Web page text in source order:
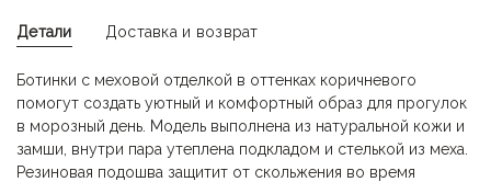
Детали Доставка и возврат
Ботинки с меховой отделкой в оттенках коричневого
помогут создать уютный и комфортный образ для прогулок
в морозный день. Модель выполнена из натуральной кожи и
замши, внутри пара утеплена подкладом и стелькой из меха.
Резиновая подошва защитит от скольжения во время